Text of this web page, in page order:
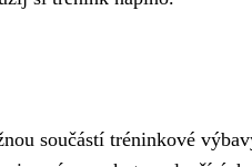
součástí tréninkové